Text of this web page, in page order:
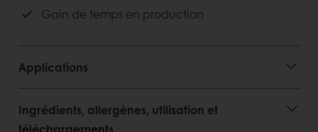
Avantages consommateurs
Goût chocolaté riche
Texture gourmande
Gain de temps en production
Applications
Ingrédients, allergènes, utilisation et
téléchargements